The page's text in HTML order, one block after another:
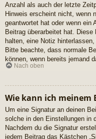
Anzahl als auch der letzte
Hinweis erscheint nicht, wenn
geantwortet hat oder wenn ein
Beitrag überarbeitet hat.
halten, eine Notiz
Bitte beachte, dass normale
können, wenn bereits jemand
Nach oben
Wie kann ich meinem
Um eine Signatur an deinen
solche in den Einstellungen in
Nachdem du die Signatur
jedem Beitrag das Kästchen